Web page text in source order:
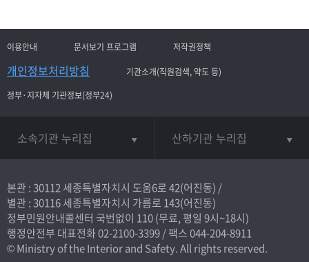
이용안내 문서보기 프로그램 저작권정책
개인정보처리방침
기관소개(직원검색, 약도 등)
정부·지자체 기관정보(정부24)
소속기관 누리집 산하기관 누리집
본관 : 30112 세종특별자치시 도움6로 42(어진동) /
별관 : 30116 세종특별자치시 가름로 143(어진동)
정부민원안내콜센터 국번없이 110(무료, 평일 9시~18시)
행정안전부 대표전화02-2100-3399/ 팩스 044-204-8911
© Ministry of the Interior and Safety. All rights reserved.